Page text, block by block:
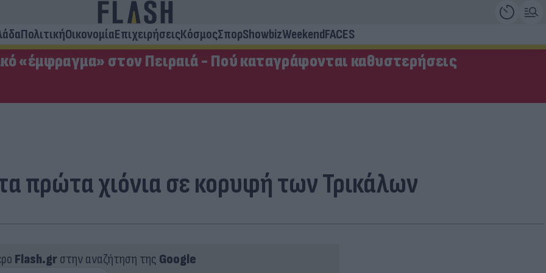
ΠολιτικήΟικονομίαΕπιχειρήσειςΚόσμοςΣπορShowbizWeekendFACES
«έμφραγμα» στον Πειραιά - Πού καταγράφονται καθυστερήσεις
πρώτα χιόνια σε κορυφή των Τρικάλων
Flash.grστην αναζήτηση της Google